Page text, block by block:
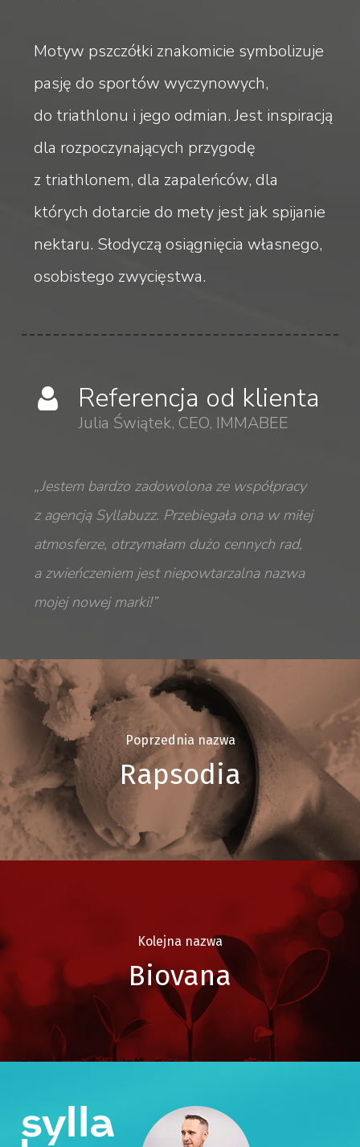
Motyw pszczółki znakomicie symbolizuje
pasję do sportów wyczynowych,
do triathlonu i jego odmian. Jest inspiracją
dla rozpoczynających przygodę
z triathlonem, dla zapaleńców, dla
których dotarcie do mety jest jak spijanie
nektaru. Słodyczą osiągnięcia własnego,
osobistego zwycięstwa.
Referencja od klienta
Julia Świątek, CEO, IMMABEE
„Jestem bardzo zadowolona ze współpracy
z agencją Syllabuzz. Przebiegała ona w miłej
atmosferze, otrzymałam dużo cennych rad,
a zwieńczeniem jest niepowtarzalna nazwa
mojej nowej marki!”
Poprzednia nazwa
Rapsodia
Kolejna nazwa
Biovana